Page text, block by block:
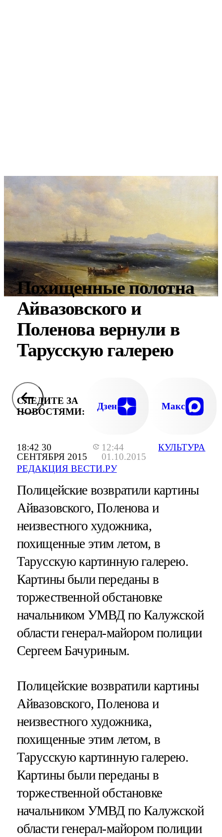
18:42 30
СЕНТЯБРЯ 2015
12:44
01.10.2015
РЕДАКЦИЯ ВЕСТИ.РУ
КУЛЬТУРА
Похищенные полотна
Айвазовского и
Поленова вернули в
Тарусскую галерею
СЛЕДИТЕ ЗА
НОВОСТЯМИ:
Дзен Макс
Полицейские возвратили картины
Айвазовского, Поленова и
неизвестного художника,
похищенные этим летом, в
Тарусскую картинную галерею.
Картины были переданы в
торжественной обстановке
начальником УМВД по Калужской
области генерал-майором полиции
Сергеем Бачуриным.
Полицейские возвратили картины
Айвазовского, Поленова и
неизвестного художника,
похищенные этим летом, в
Тарусскую картинную галерею.
Картины были переданы в
торжественной обстановке
начальником УМВД по Калужской
области генерал-майором полиции